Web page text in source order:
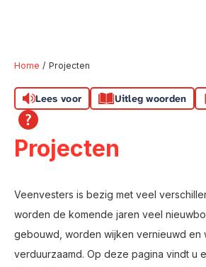
Naar hoofdinhoud
Naar hoofdnavigatiemenu
Naar zoeken
Home Projecten
Lees voor Uitleg woorden
Projecten
Veenvesters is bezig met veel
worden de komende jaren veel
gebouwd, worden wijken vernieuwd en
verduurzaamd. Op deze pagina vindt u